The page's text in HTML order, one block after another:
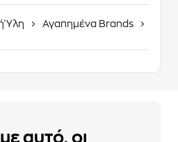
Ύλη
Αγαπημένα Brands
αυτό, οι